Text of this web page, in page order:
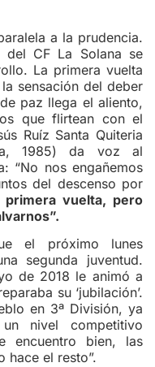
a la prudencia.
del CF La Solana se
La primera vuelta
sensación del deber
paz llega el aliento,
que flirtean con el
Ruíz Santa Quiteria
1985) da voz al
“No nos engañemos
del descenso por
primera vuelta, pero
el próximo lunes
segunda juventud.
de 2018 le animó a
su ‘jubilación’.
en 3ª División, ya
nivel competitivo
encuentro bien, las
hace el resto”.